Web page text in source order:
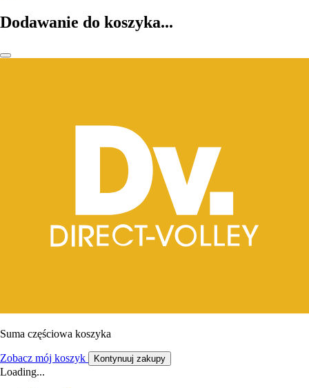
Dodawanie do koszyka...
Suma częściowa koszyka
Zobacz mój koszyk Kontynuuj zakupy
Loading...